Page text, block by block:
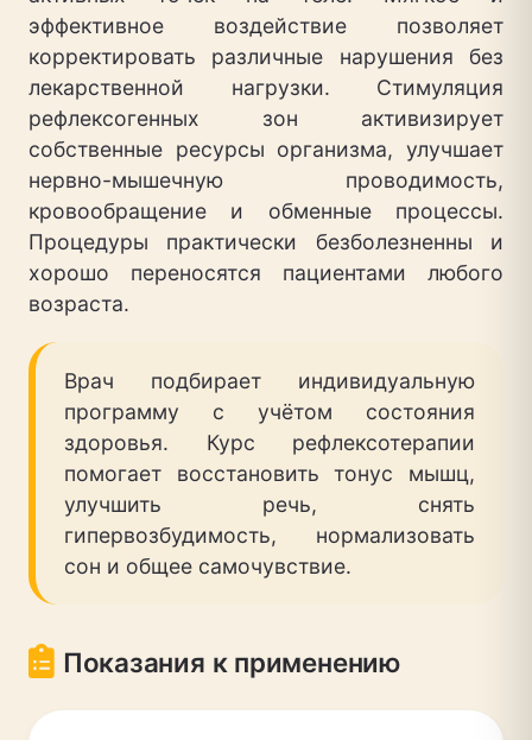
эффективное воздействие позволяет
корректировать различные нарушения без
лекарственной нагрузки. Стимуляция
рефлексогенных зон активизирует
собственные ресурсы организма, улучшает
нервно-мышечную проводимость,
кровообращение и обменные процессы.
Процедуры практически безболезненны и
хорошо переносятся пациентами любого
возраста.
Врач подбирает индивидуальную
программу с учётом состояния
здоровья. Курс рефлексотерапии
помогает восстановить тонус мышц,
улучшить речь, снять
гипервозбудимость, нормализовать
сон и общее самочувствие.
Показания к применению